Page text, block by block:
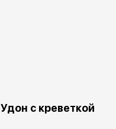
Удон с креветкой